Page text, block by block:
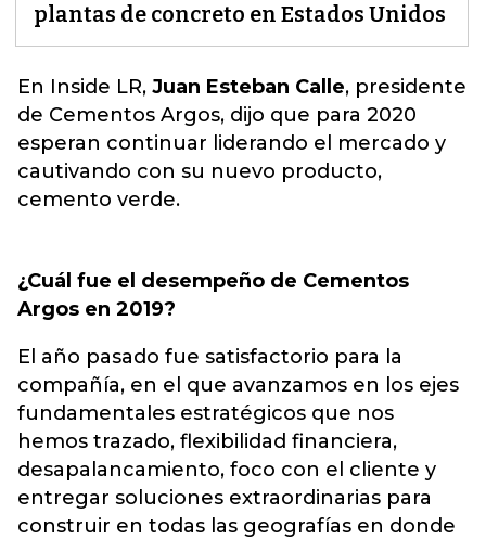
plantas de concreto en Estados Unidos
En Inside LR, Juan Esteban Calle, presidente
de Cementos Argos, dijo que para 2020
esperan continuar liderando el mercado y
cautivando con su nuevo producto,
cemento verde.
¿Cuál fue el desempeño de Cementos
Argos en 2019?
El año pasado fue satisfactorio para la
compañía, en el que avanzamos en los ejes
fundamentales estratégicos que nos
hemos trazado, flexibilidad financiera,
desapalancamiento, foco con el cliente y
entregar soluciones extraordinarias para
construir en todas las geografías en donde